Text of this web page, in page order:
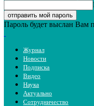
Пароль будет выслан Вам
Журнал
Новости
Подписка
Видео
Наука
Актуально
Сотрудничество